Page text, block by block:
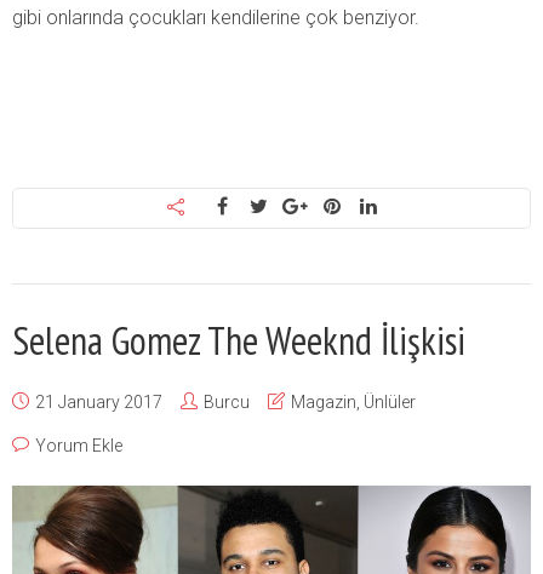
gibi onlarında çocukları kendilerine çok benziyor.
Selena Gomez The Weeknd İlişkisi
21 January 2017 Burcu Magazin Ünlüler
Yorum Ekle